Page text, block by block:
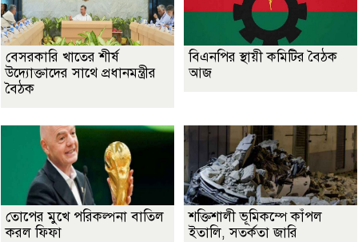
বেসরকারি খাতের শীর্ষ
উদ্যোক্তাদের সাথে প্রধানমন্ত্রীর
বৈঠক
বিএনপির স্থায়ী কমিটির বৈঠক
আজ
তোপের মুখে পরিকল্পনা বাতিল
করল ফিফা
শক্তিশালী ভূমিকম্পে কাঁপল
ইতালি, সতর্কতা জারি